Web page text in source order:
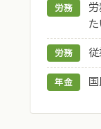
労務
た
労務 従
年金